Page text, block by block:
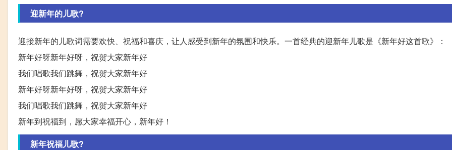
迎新年的儿歌?
迎接新年的儿歌词需要欢快、祝福和喜庆，让人感受到新年的氛围和快乐。一首经典的迎新年儿歌是《新年好这首歌》：
新年好呀新年好呀，祝贺大家新年好
我们唱歌我们跳舞，祝贺大家新年好
新年好呀新年好呀，祝贺大家新年好
我们唱歌我们跳舞，祝贺大家新年好
新年到祝福到，愿大家幸福开心，新年好！
新年祝福儿歌?